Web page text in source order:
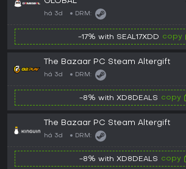
há 3d DRM:
-17% with SEAL17XDD copy
The Bazaar PC Steam Altergift
há 3d DRM:
-8% with XD8DEALS copy
The Bazaar PC Steam Altergift
há 3d DRM:
-8% with XD8DEALS copy